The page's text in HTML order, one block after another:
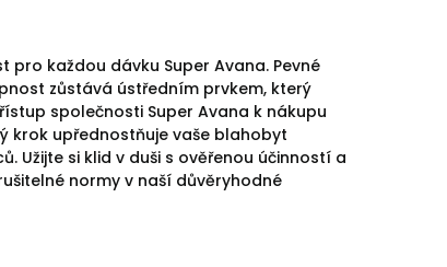
pro každou dávku Super Avana. Pevné
zůstává ústředním prvkem, který
společnosti Super Avana k nákupu
krok upřednostňuje vaše blahobyt
si klid v duši s ověřenou účinností a
normy v naší důvěryhodné